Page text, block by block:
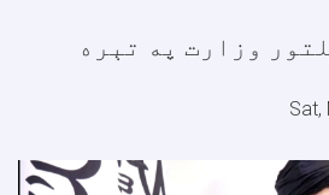
وزارت په تېره
Sat,